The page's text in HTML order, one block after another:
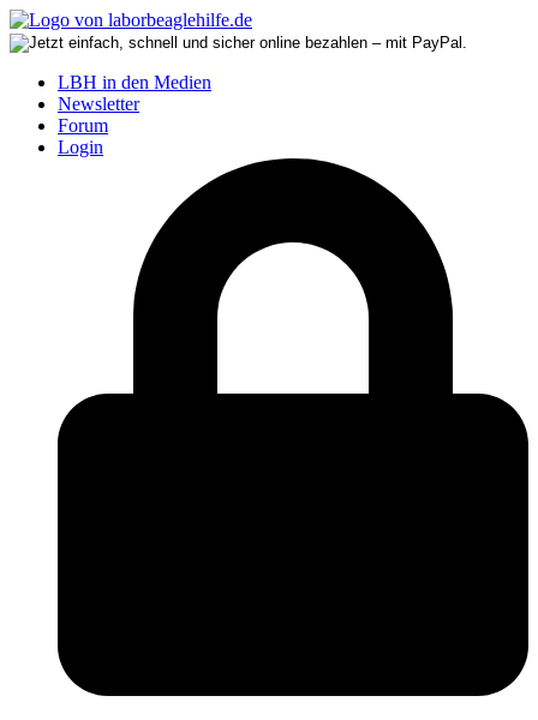
LBH in den Medien
Newsletter
Forum
Login